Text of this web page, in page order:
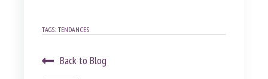
TAGS: TENDANCES
Back to Blog